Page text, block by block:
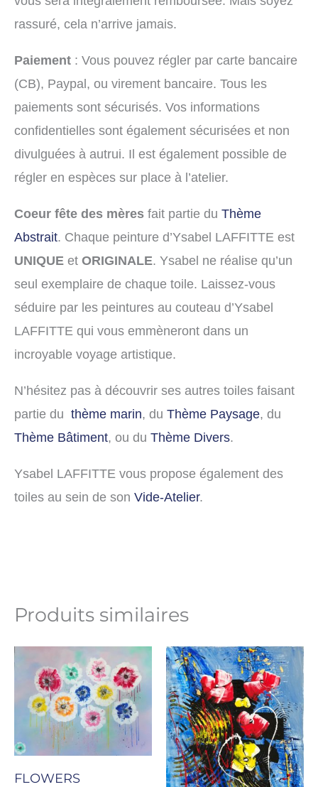
rassuré, cela n’arrive jamais.
Paiement : Vous pouvez régler par carte bancaire
(CB), Paypal, ou virement bancaire. Tous les
paiements sont sécurisés. Vos informations
confidentielles sont également sécurisées et non
divulguées à autrui. Il est également possible de
régler en espèces sur place à l’atelier.
Coeur fête des mères fait partie du Thème
Abstrait. Chaque peinture d’Ysabel LAFFITTE est
UNIQUE et ORIGINALE. Ysabel ne réalise qu’un
seul exemplaire de chaque toile. Laissez-vous
séduire par les peintures au couteau d’Ysabel
LAFFITTE qui vous emmèneront dans un
incroyable voyage artistique.
N’hésitez pas à découvrir ses autres toiles faisant
partie du thème marin, du Thème Paysage, du
Thème Bâtiment, ou du Thème Divers.
Ysabel LAFFITTE vous propose également des
toiles au sein de son Vide-Atelier.
Produits similaires
FLOWERS